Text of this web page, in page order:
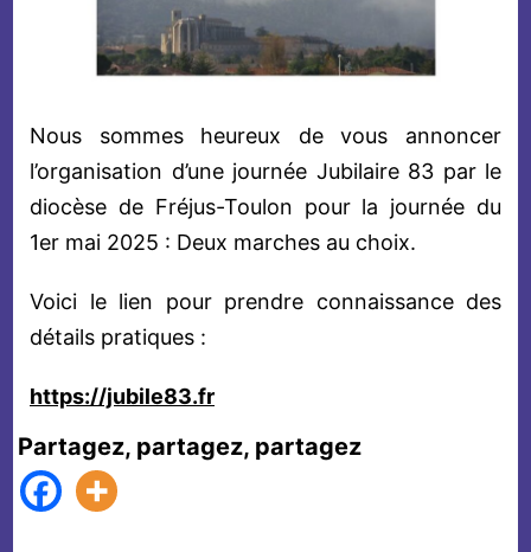
Nous sommes heureux de vous annoncer
l’organisation d’une journée Jubilaire 83 par le
diocèse de Fréjus-Toulon pour la journée du
1er mai 2025 : Deux marches au choix.
Voici le lien pour prendre connaissance des
détails pratiques :
https://jubile83.fr
Partagez, partagez, partagez